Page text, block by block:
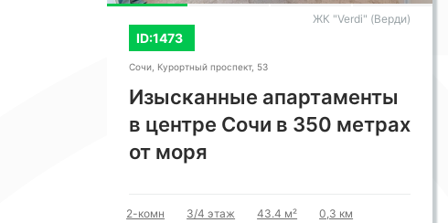
ID:1473
ЖК "Verdi" (Верди)
Сочи, Курортный проспект, 53
Изысканные апартаменты
в центре Сочи в 350 метрах
от моря
2-комн 3/4 этаж 43.4 м² 0,3 км